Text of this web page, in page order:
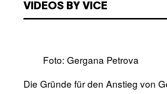
VIDEOS BY VICE
Foto: Gergana Petrova
Die Gründe für den Anstieg von